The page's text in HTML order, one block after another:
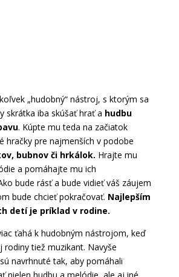
„hudobný“ nástroj, s ktorým sa
skrátka iba skúšať hrať a hudbu
. Kúpte mu teda na začiatok
hračky pre najmenších v podobe
bubnov či hrkálok. Hrajte mu
a pomáhajte mu ich
bude rásť a bude vidieť váš záujem
bude chcieť pokračovať. Najlepším
detí je príklad v rodine.
ťahá k hudobným nástrojom, keď
rodiny tiež muzikant. Navyše
navrhnuté tak, aby pomáhali